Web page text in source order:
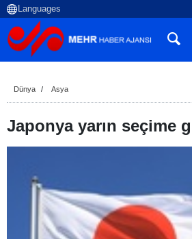
Dünya Asya
Japonya yarın seçime